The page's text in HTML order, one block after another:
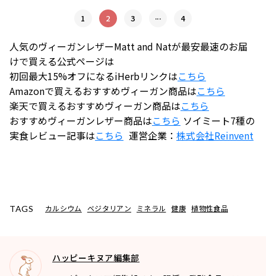
1 2 3 ... 4
人気のヴィーガンレザーMatt and Natが最安最速のお届
けで買える公式ページは
初回最大15%オフになるiHerbリンクはこちら
Amazonで買えるおすすめヴィーガン商品はこちら
楽天で買えるおすすめヴィーガン商品はこちら
おすすめヴィーガンレザー商品はこちら ソイミート7種の
実食レビュー記事はこちら 運営企業： 株式会社Reinvent
TAGS カルシウム ベジタリアン ミネラル 健康 植物性食品
ハッピーキヌア編集部